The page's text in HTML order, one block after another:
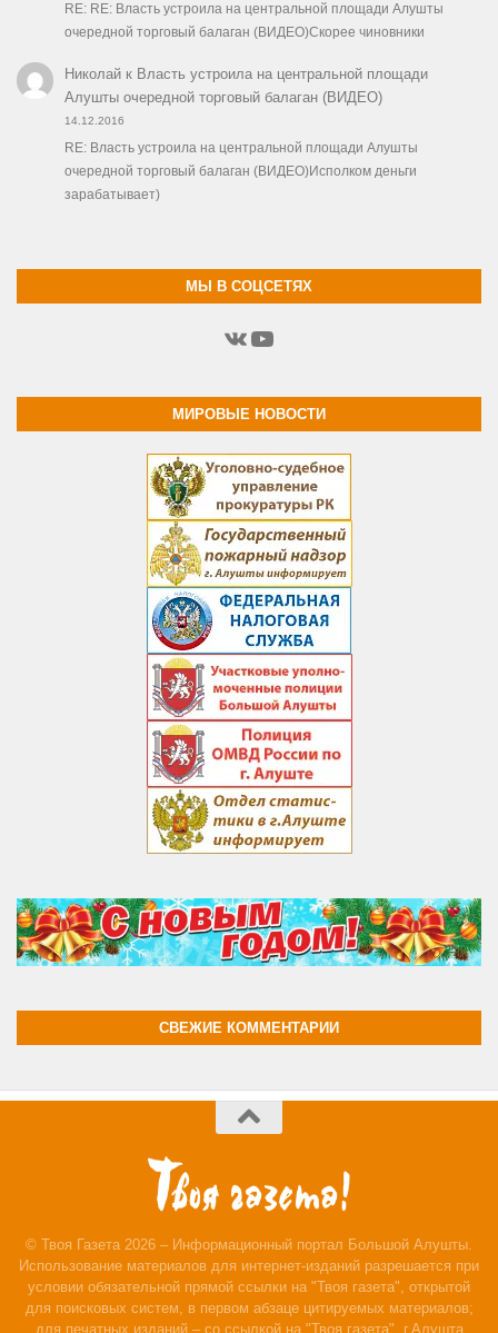
RE: RE: Власть устроила на центральной площади Алушты
очередной торговый балаган (ВИДЕО)Скорее чиновники
Николайк Власть устроила на центральной площади
Алушты очередной торговый балаган (ВИДЕО)
14.12.2016
RE: Власть устроила на центральной площади Алушты
очередной торговый балаган (ВИДЕО)Исполком деньги
зарабатывает)
МЫ В СОЦСЕТЯХ
ВКонтакте
YouTube
МИРОВЫЕ НОВОСТИ
СВЕЖИЕ КОММЕНТАРИИ
© Твоя Газета 2026 – Информационный портал Большой Алушты.
Использование материалов для интернет-изданий разрешается при
условии обязательной прямой ссылки на "Твоя газета", открытой
для поисковых систем, в первом абзаце цитируемых материалов;
для печатных изданий – со ссылкой на "Твоя газета", г.Алушта